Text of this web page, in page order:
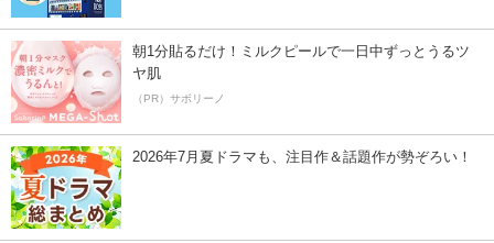
朝1分貼るだけ！ミルクピールで一日中ずっとうるツ
ヤ肌
（PR）サボリーノ
2026年7月夏ドラマも、注目作＆話題作が勢ぞろい！